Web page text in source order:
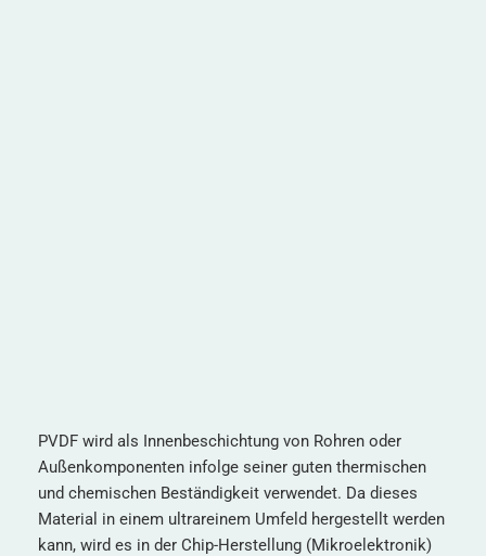
PVDF wird als Innenbeschichtung von Rohren oder
Außenkomponenten infolge seiner guten thermischen
und chemischen Beständigkeit verwendet. Da dieses
Material in einem ultrareinem Umfeld hergestellt werden
kann, wird es in der Chip-Herstellung (Mikroelektronik)